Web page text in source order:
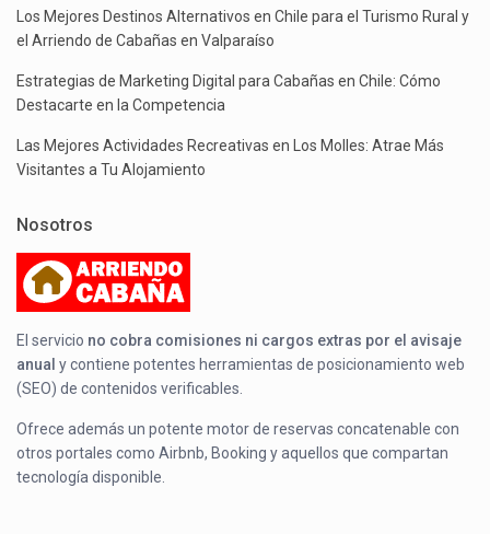
Los Mejores Destinos Alternativos en Chile para el Turismo Rural y
el Arriendo de Cabañas en Valparaíso
Estrategias de Marketing Digital para Cabañas en Chile: Cómo
Destacarte en la Competencia
Las Mejores Actividades Recreativas en Los Molles: Atrae Más
Visitantes a Tu Alojamiento
Nosotros
El servicio no cobra comisiones ni cargos extras por el avisaje
anual y contiene potentes herramientas de posicionamiento web
(SEO) de contenidos verificables.
Ofrece además un potente motor de reservas concatenable con
otros portales como Airbnb, Booking y aquellos que compartan
tecnología disponible.